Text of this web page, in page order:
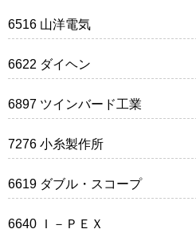
6516 山洋電気
6622 ダイヘン
6897 ツインバード工業
7276 小糸製作所
6619 ダブル・スコープ
6640 Ｉ－ＰＥＸ